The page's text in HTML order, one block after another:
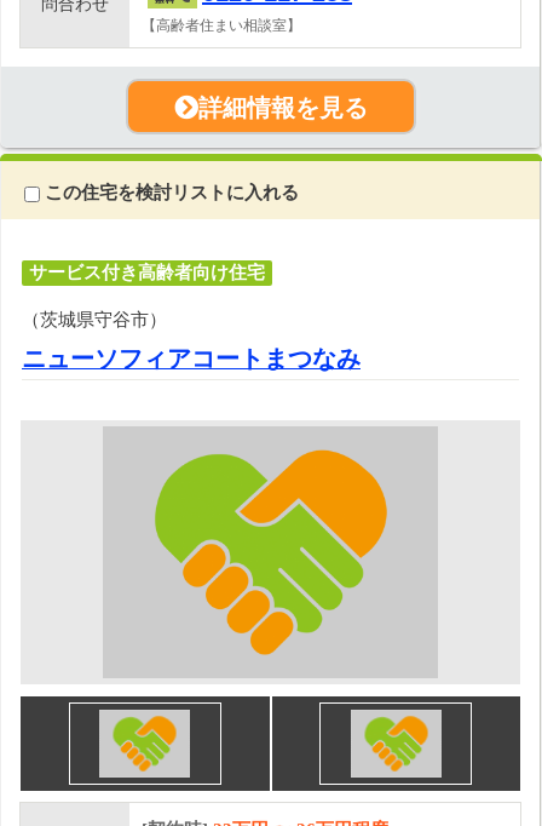
問合わせ
【高齢者住まい相談室】
詳細情報を見る
この住宅を検討リストに入れる
サービス付き高齢者向け住宅
（茨城県守谷市）
ニューソフィアコートまつなみ